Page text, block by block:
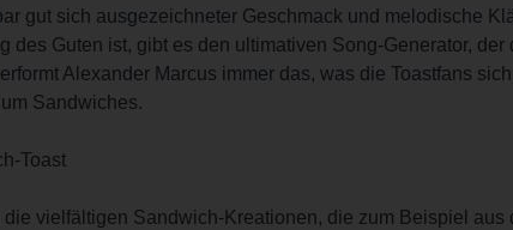
gut sich ausgezeichneter Geschmack und melodische
Guten ist, gibt es den ultimativen Song-Generator,
Alexander Marcus immer das, was die Toastfans
Sandwiches.
Toast
vielfältigen Sandwich-Kreationen, die zum Beispiel aus